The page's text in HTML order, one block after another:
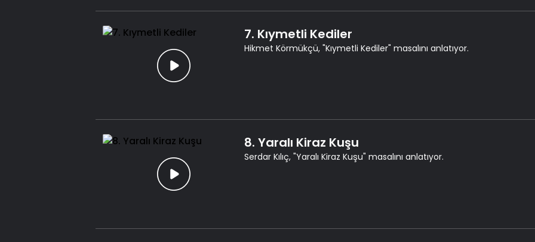
7. Kıymetli Kediler
Hikmet Körmükçü, "Kıymetli Kediler" masalını anlatıyor.
8. Yaralı Kiraz Kuşu
Serdar Kılıç, "Yaralı Kiraz Kuşu" masalını anlatıyor.